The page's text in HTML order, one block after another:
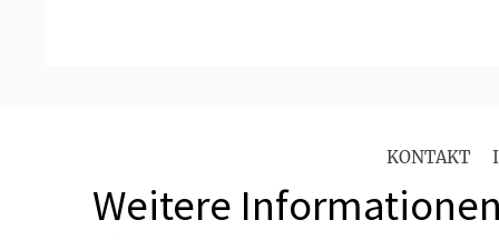
KONTAKT
Weitere